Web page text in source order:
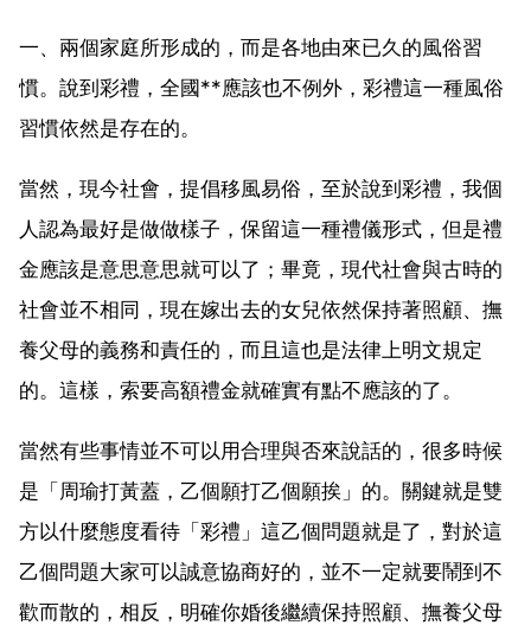
一、兩個家庭所形成的，而是各地由來已久的風俗習
慣。說到彩禮，全國**應該也不例外，彩禮這一種風俗
習慣依然是存在的。
當然，現今社會，提倡移風易俗，至於說到彩禮，我個
人認為最好是做做樣子，保留這一種禮儀形式，但是禮
金應該是意思意思就可以了；畢竟，現代社會與古時的
社會並不相同，現在嫁出去的女兒依然保持著照顧、撫
養父母的義務和責任的，而且這也是法律上明文規定
的。這樣，索要高額禮金就確實有點不應該的了。
當然有些事情並不可以用合理與否來說話的，很多時候
是「周瑜打黃蓋，乙個願打乙個願挨」的。關鍵就是雙
方以什麼態度看待「彩禮」這乙個問題就是了，對於這
乙個問題大家可以誠意協商好的，並不一定就要鬧到不
歡而散的，相反，明確你婚後繼續保持照顧、撫養父母